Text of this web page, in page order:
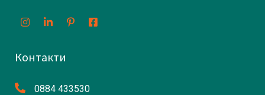
Контакти
0884 433530